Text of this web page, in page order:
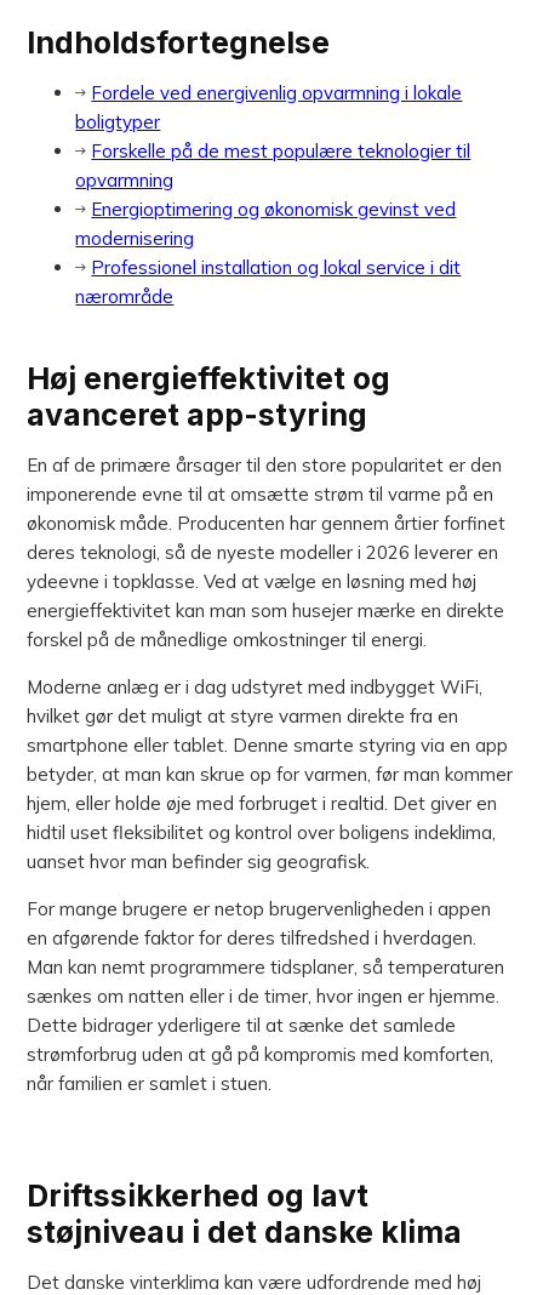
Indholdsfortegnelse
Fordele ved energivenlig opvarmning i lokale
boligtyper
Forskelle på de mest populære teknologier til
opvarmning
Energioptimering og økonomisk gevinst ved
modernisering
Professionel installation og lokal service i dit
nærområde
Høj energieffektivitet og
avanceret app-styring
En af de primære årsager til den store popularitet er den
imponerende evne til at omsætte strøm til varme på en
økonomisk måde. Producenten har gennem årtier forfinet
deres teknologi, så de nyeste modeller i 2026 leverer en
ydeevne i topklasse. Ved at vælge en løsning med høj
energieffektivitet kan man som husejer mærke en direkte
forskel på de månedlige omkostninger til energi.
Moderne anlæg er i dag udstyret med indbygget WiFi,
hvilket gør det muligt at styre varmen direkte fra en
smartphone eller tablet. Denne smarte styring via en app
betyder, at man kan skrue op for varmen, før man kommer
hjem, eller holde øje med forbruget i realtid. Det giver en
hidtil uset fleksibilitet og kontrol over boligens indeklima,
uanset hvor man befinder sig geografisk.
For mange brugere er netop brugervenligheden i appen
en afgørende faktor for deres tilfredshed i hverdagen.
Man kan nemt programmere tidsplaner, så temperaturen
sænkes om natten eller i de timer, hvor ingen er hjemme.
Dette bidrager yderligere til at sænke det samlede
strømforbrug uden at gå på kompromis med komforten,
når familien er samlet i stuen.
Driftssikkerhed og lavt
støjniveau i det danske klima
Det danske vinterklima kan være udfordrende med høj